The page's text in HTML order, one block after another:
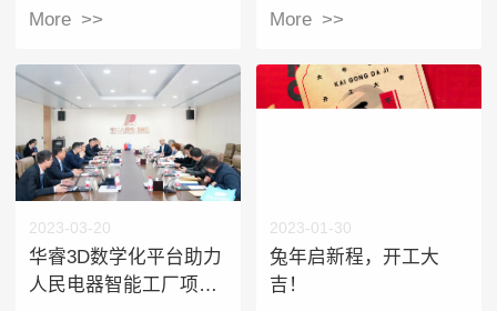
荣誉！
More >> More >>
2023-03-20
华睿3D数学化平台助力
人民电器智能工厂项目
2023-01-30
兔年启新程，开工大
吉！